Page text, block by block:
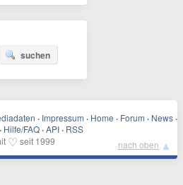
suchen
· Impressum · Home · Forum · News ·
· Hilfe/FAQ · API · RSS
♡ seit 1999 nach oben ▲